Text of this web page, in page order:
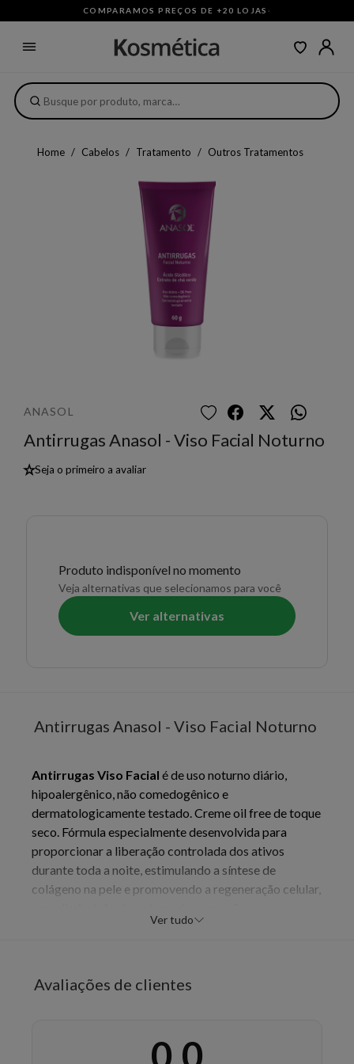
COMPARAMOS PREÇOS DE +20 LOJAS ·
Home Cabelos Tratamento Outros Tratamentos
ANASOL
Antirrugas Anasol - Viso Facial Noturno
★Seja o primeiro a avaliar
Produto indisponível no momento
Veja alternativas que selecionamos para você
Ver alternativas
Antirrugas Anasol - Viso Facial Noturno
Antirrugas Viso Facial é de uso noturno diário,
hipoalergênico, não comedogênico e
dermatologicamente testado. Creme oil free de toque
seco. Fórmula especialmente desenvolvida para
proporcionar a liberação controlada dos ativos
durante toda a noite, estimulando a síntese de
colágeno na pele e promovendo a regeneração celular,
contínuo aumenta a uniformidade no tom da pele e
minimizar possível surgimento de alergia.
região dos olhos, lábios e testa² 82% Redução dos
sinais de envelhecimento² Benefícios:
Ver tudo
Avaliações de clientes
0,0